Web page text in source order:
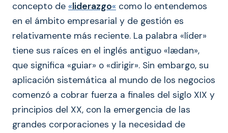
concepto de «liderazgo« como lo entendemos
en el ámbito empresarial y de gestión es
relativamente más reciente. La palabra «líder»
tiene sus raíces en el inglés antiguo «lædan»,
que significa «guiar» o «dirigir». Sin embargo, su
aplicación sistemática al mundo de los negocios
comenzó a cobrar fuerza a finales del siglo XIX y
principios del XX, con la emergencia de las
grandes corporaciones y la necesidad de